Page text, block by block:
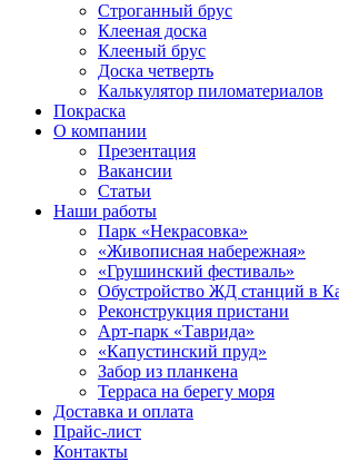
Строганный брус
Клееная доска
Клееный брус
Доска четверть
Калькулятор пиломатериалов
Покраска
О компании
Презентация
Вакансии
Статьи
Наши работы
Парк «Некрасовка»
«Живописная набережная»
«Грушинский фестиваль»
Обустройство ЖД станций в
Реконструкция пристани
Арт-парк «Таврида»
«Капустинский пруд»
Забор из планкена
Терраса на берегу моря
Доставка и оплата
Прайс-лист
Контакты